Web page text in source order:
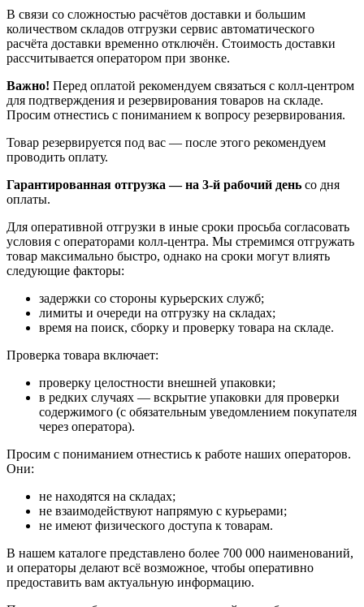
В связи со сложностью расчётов доставки и большим
количеством складов отгрузки сервис автоматического
расчёта доставки временно отключён. Стоимость доставки
рассчитывается оператором при звонке.
Важно! Перед оплатой рекомендуем связаться с колл‑центром
для подтверждения и резервирования товаров на складе.
Просим отнестись с пониманием к вопросу резервирования.
Товар резервируется под вас — после этого рекомендуем
проводить оплату.
Гарантированная отгрузка — на 3‑й рабочий день со дня
оплаты.
Для оперативной отгрузки в иные сроки просьба согласовать
условия с операторами колл‑центра. Мы стремимся отгружать
товар максимально быстро, однако на сроки могут влиять
следующие факторы:
задержки со стороны курьерских служб;
лимиты и очереди на отгрузку на складах;
время на поиск, сборку и проверку товара на складе.
Проверка товара включает:
проверку целостности внешней упаковки;
в редких случаях — вскрытие упаковки для проверки
содержимого (с обязательным уведомлением покупателя
через оператора).
Просим с пониманием отнестись к работе наших операторов.
Они:
не находятся на складах;
не взаимодействуют напрямую с курьерами;
не имеют физического доступа к товарам.
В нашем каталоге представлено более 700 000 наименований,
и операторы делают всё возможное, чтобы оперативно
предоставить вам актуальную информацию.